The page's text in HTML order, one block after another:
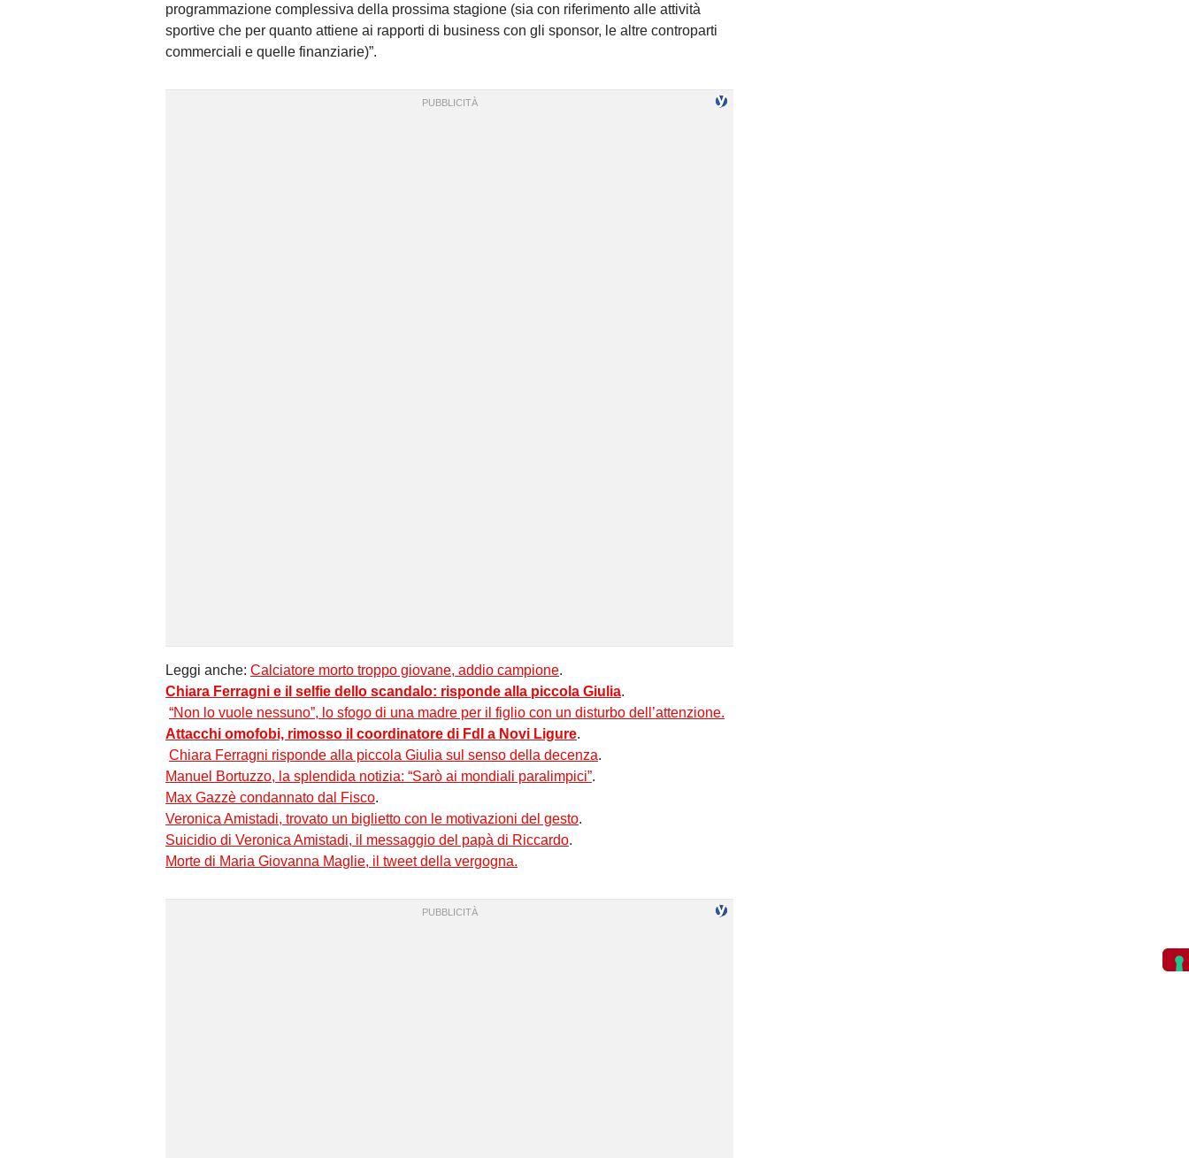
programmazione complessiva della prossima stagione (sia con riferimento alle attività
sportive che per quanto attiene ai rapporti di business con gli sponsor, le altre controparti
commerciali e quelle finanziarie)”.
Leggi anche: Calciatore morto troppo giovane, addio campione.
Chiara Ferragni e il selfie dello scandalo: risponde alla piccola Giulia.
“Non lo vuole nessuno”, lo sfogo di una madre per il figlio con un disturbo dell’attenzione.
Attacchi omofobi, rimosso il coordinatore di FdI a Novi Ligure.
Chiara Ferragni risponde alla piccola Giulia sul senso della decenza.
Manuel Bortuzzo, la splendida notizia: “Sarò ai mondiali paralimpici”.
Max Gazzè condannato dal Fisco.
Veronica Amistadi, trovato un biglietto con le motivazioni del gesto.
Suicidio di Veronica Amistadi, il messaggio del papà di Riccardo.
Morte di Maria Giovanna Maglie, il tweet della vergogna.